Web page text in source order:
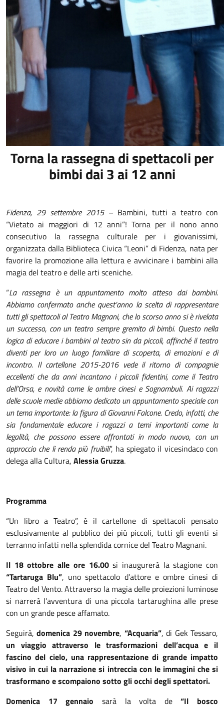
Torna la rassegna di spettacoli per
bimbi dai 3 ai 12 anni
Fidenza, 29 settembre 2015– Bambini, tutti a teatro con
“Vietato ai maggiori di 12 anni”! Torna per il nono anno
consecutivo la rassegna culturale per i giovanissimi,
organizzata dalla Biblioteca Civica “Leoni” di Fidenza, nata per
favorire la promozione alla lettura e avvicinare i bambini alla
magia del teatro e delle arti sceniche.
“La rassegna è un appuntamento molto atteso dai bambini.
Abbiamo confermato anche quest’anno la scelta di rappresentare
tutti gli spettacoli al Teatro Magnani, che lo scorso anno si è rivelata
un successo, con un teatro sempre gremito di bimbi. Questo nella
logica di educare i bambini al teatro sin da piccoli, affinché il teatro
diventi per loro un luogo familiare di scoperta, di emozioni e di
incontro. Il cartellone 2015-2016 vede il ritorno di compagnie
eccellenti che da anni incantano i piccoli fidentini, come il Teatro
dell’Orsa, e novità come le ombre cinesi e Sognambuli. Ai ragazzi
delle scuole medie abbiamo dedicato un appuntamento speciale con
un tema importante: la figura di Giovanni Falcone. Credo, infatti, che
sia fondamentale educare i ragazzi a temi importanti come la
legalità, che possono essere affrontati in modo nuovo, con un
approccio che li renda più fruibili”, ha spiegato il vicesindaco con
delega alla Cultura, Alessia Gruzza.
Programma
“Un libro a Teatro”, è il cartellone di spettacoli pensato
esclusivamente al pubblico dei più piccoli, tutti gli eventi si
terranno infatti nella splendida cornice del Teatro Magnani.
Il 18 ottobre alle ore 16.00si inaugurerà la stagione con
“Tartaruga Blu”, uno spettacolo d’attore e ombre cinesi di
Teatro del Vento. Attraverso la magia delle proiezioni luminose
si narrerà l’avventura di una piccola tartarughina alle prese
con un grande pesce affamato.
Seguirà,domenica 29 novembre, “Acquaria”, di Gek Tessaro,
un viaggio attraverso le trasformazioni dell’acqua e il
fascino del cielo, una rappresentazione di grande impatto
visivo in cui la narrazione si intreccia con le immagini che si
trasformano e scompaiono sotto gli occhi degli spettatori.
Domenica 17 gennaio sarà la volta de“Il bosco